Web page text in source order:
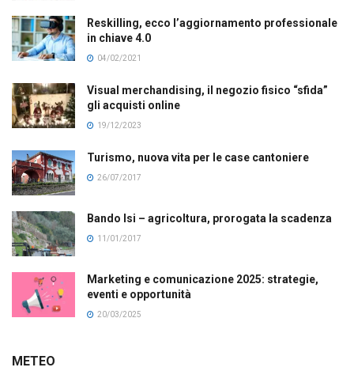
Reskilling, ecco l’aggiornamento professionale
in chiave 4.0
04/02/2021
Visual merchandising, il negozio fisico “sfida”
gli acquisti online
19/12/2023
Turismo, nuova vita per le case cantoniere
26/07/2017
Bando Isi – agricoltura, prorogata la scadenza
11/01/2017
Marketing e comunicazione 2025: strategie,
eventi e opportunità
20/03/2025
METEO